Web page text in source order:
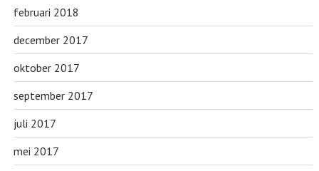
februari 2018
december 2017
oktober 2017
september 2017
juli 2017
mei 2017